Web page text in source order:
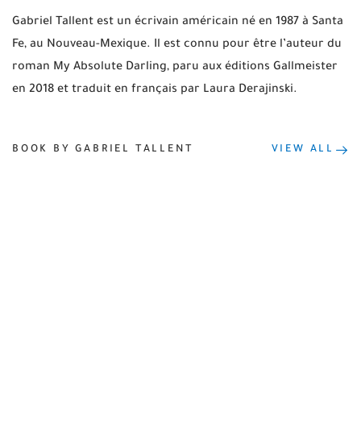
Gabriel Tallent est un écrivain américain né en 1987 à Santa
Fe, au Nouveau-Mexique. Il est connu pour être l’auteur du
roman My Absolute Darling, paru aux éditions Gallmeister
en 2018 et traduit en français par Laura Derajinski.
BOOK BY GABRIEL TALLENT VIEW ALL